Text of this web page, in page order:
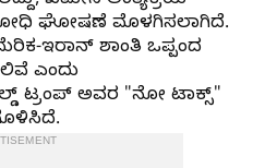
ಘೋಷಣೆ ಮೊಳಗಿಸಲಾಗಿದೆ.
ಇರಾನ್‌ ಶಾಂತಿ ಒಪ್ಪಂದ
ಎಂದು
ಟ್ರಂಪ್‌ ಅವರ "ನೋ ಟಾಕ್ಸ್"‌